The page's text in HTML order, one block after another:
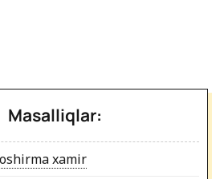
Masalliqlar:
xamir